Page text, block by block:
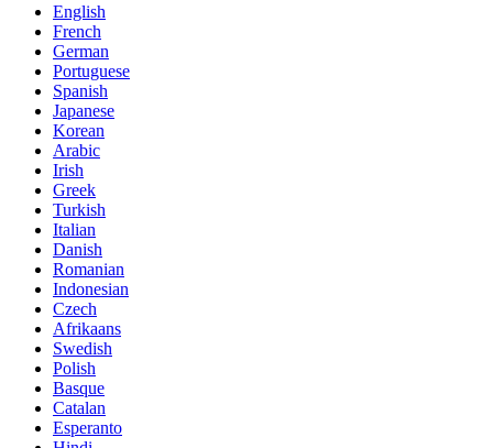
English
French
German
Portuguese
Spanish
Japanese
Korean
Arabic
Irish
Greek
Turkish
Italian
Danish
Romanian
Indonesian
Czech
Afrikaans
Swedish
Polish
Basque
Catalan
Esperanto